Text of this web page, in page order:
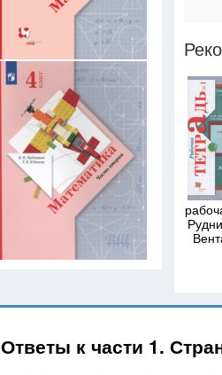
Ответы к части 1.